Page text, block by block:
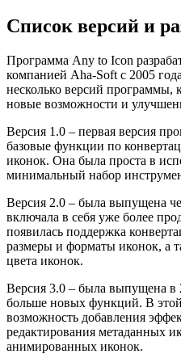
Список версий и
Программа Any to Icon
компанией Aha-Soft с 2005
несколько версий программы,
новые возможности и
Версия 1.0 – первая версия
базовые функции по
иконок. Она была проста в
минимальный набор
Версия 2.0 – была выпущена
включала в себя уже более
появилась поддержка
размеры и форматы иконок, а
цвета иконок.
Версия 3.0 – была выпущена в
больше новых функций. В
возможность добавления
редактирования метаданных
анимированных иконок.